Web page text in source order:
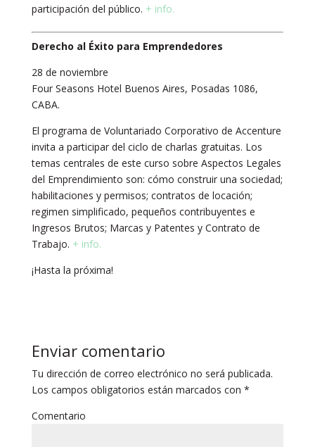
participación del público. + info.
Derecho al Éxito para Emprendedores
28 de noviembre
Four Seasons Hotel Buenos Aires, Posadas 1086,
CABA.
El programa de Voluntariado Corporativo de Accenture
invita a participar del ciclo de charlas gratuitas. Los
temas centrales de este curso sobre Aspectos Legales
del Emprendimiento son: cómo construir una sociedad;
habilitaciones y permisos; contratos de locación;
regimen simplificado, pequeños contribuyentes e
Ingresos Brutos; Marcas y Patentes y Contrato de
Trabajo. + info.
¡Hasta la próxima!
Enviar comentario
Tu dirección de correo electrónico no será publicada.
Los campos obligatorios están marcados con *
Comentario